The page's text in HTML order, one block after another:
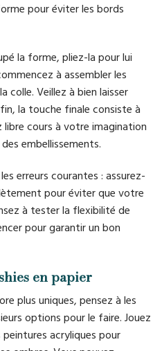
pour éviter les bords
la forme, pliez-la pour lui
à assembler les
colle. Veillez à bien laisser
la touche finale consiste à
libre cours à votre imagination
embellissements.
erreurs courantes : assurez-
pour éviter que votre
à tester la flexibilité de
pour garantir un bon
en papier
plus uniques, pensez à les
options pour le faire. Jouez
acryliques pour